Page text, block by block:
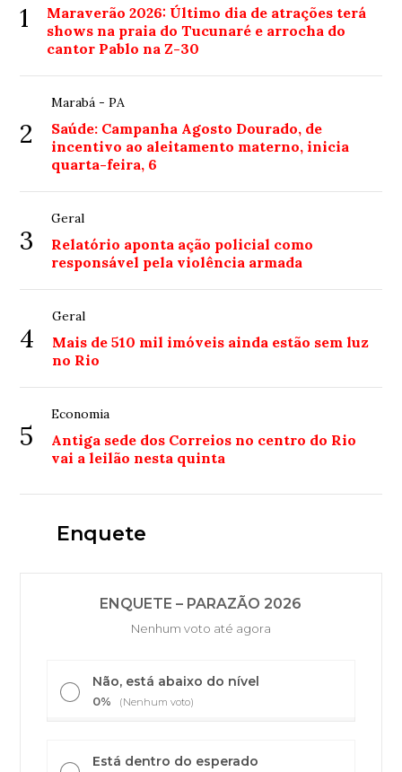
1
Maraverão 2026: Último dia de atrações terá
shows na praia do Tucunaré e arrocha do
cantor Pablo na Z-30
2
Marabá - PA
Saúde: Campanha Agosto Dourado, de
incentivo ao aleitamento materno, inicia
quarta-feira, 6
3
Geral
Relatório aponta ação policial como
responsável pela violência armada
4
Geral
Mais de 510 mil imóveis ainda estão sem luz
no Rio
5
Economia
Antiga sede dos Correios no centro do Rio
vai a leilão nesta quinta
Enquete
ENQUETE – PARAZÃO 2026
Nenhum voto até agora
Não, está abaixo do nível
0% (Nenhum voto)
Está dentro do esperado